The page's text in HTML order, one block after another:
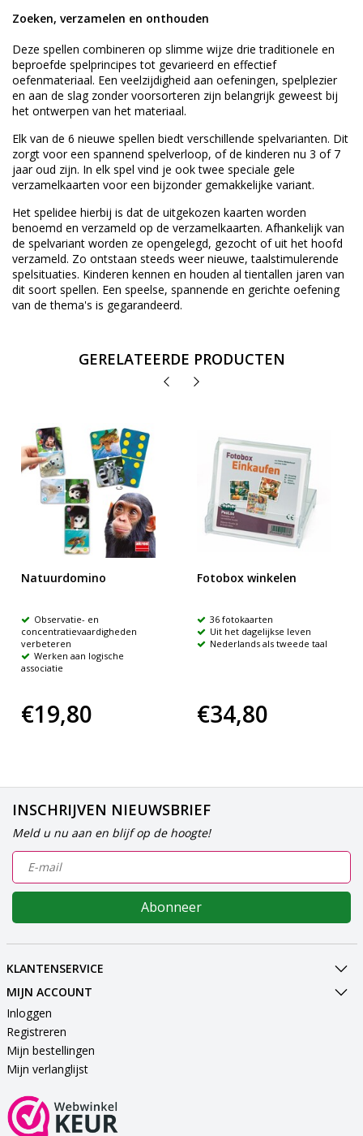
Zoeken, verzamelen en onthouden
Deze spellen combineren op slimme wijze drie traditionele en
beproefde spelprincipes tot gevarieerd en effectief
oefenmateriaal. Een veelzijdigheid aan oefeningen, spelplezier
en aan de slag zonder voorsorteren zijn belangrijk geweest bij
het ontwerpen van het materiaal.
Elk van de 6 nieuwe spellen biedt verschillende spelvarianten. Dit
zorgt voor een spannend spelverloop, of de kinderen nu 3 of 7
jaar oud zijn. In elk spel vind je ook twee speciale gele
verzamelkaarten voor een bijzonder gemakkelijke variant.
Het spelidee hierbij is dat de uitgekozen kaarten worden
benoemd en verzameld op de verzamelkaarten. Afhankelijk van
de spelvariant worden ze opengelegd, gezocht of uit het hoofd
verzameld. Zo ontstaan ​​steeds weer nieuwe, taalstimulerende
spelsituaties. Kinderen kennen en houden al tientallen jaren van
dit soort spellen. Een speelse, spannende en gerichte oefening
van de thema's is gegarandeerd.
GERELATEERDE PRODUCTEN
Natuurdomino
Observatie- en
concentratievaardigheden
verbeteren
Werken aan logische
associatie
€19,80
Fotobox winkelen
36 fotokaarten
Uit het dagelijkse leven
Nederlands als tweede taal
€34,80
INSCHRIJVEN NIEUWSBRIEF
Meld u nu aan en blijf op de hoogte!
Abonneer
KLANTENSERVICE
MIJN ACCOUNT
Inloggen
Registreren
Mijn bestellingen
Mijn verlanglijst